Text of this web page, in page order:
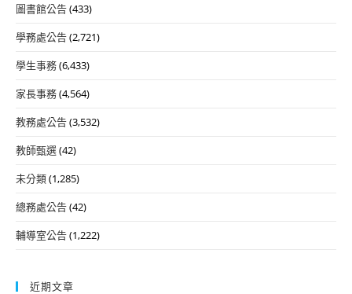
圖書館公告(433)
學務處公告(2,721)
學生事務(6,433)
家長事務(4,564)
教務處公告(3,532)
教師甄選(42)
未分類(1,285)
總務處公告(42)
輔導室公告(1,222)
近期文章